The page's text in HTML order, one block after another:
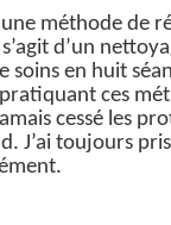
méthode de
d’un
soins en huit
ces
cessé les
J’ai toujours